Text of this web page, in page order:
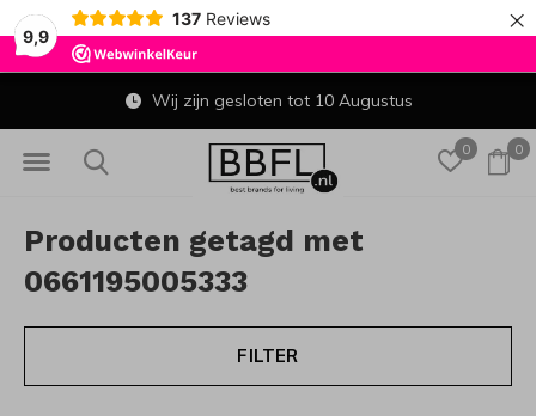
9,9
137 Reviews ×
0 0
Wij zijn gesloten tot 10 Augustus
Producten getagd met
0661195005333
FILTER